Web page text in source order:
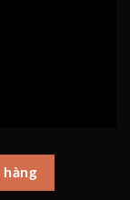
số lượng
hàng